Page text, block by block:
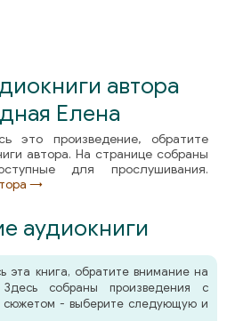
автора
Елена
это произведение, обратите
автора. На странице собраны
для прослушивания.
→
аудиокниги
эта книга, обратите внимание на
собраны произведения с
- выберите следующую и